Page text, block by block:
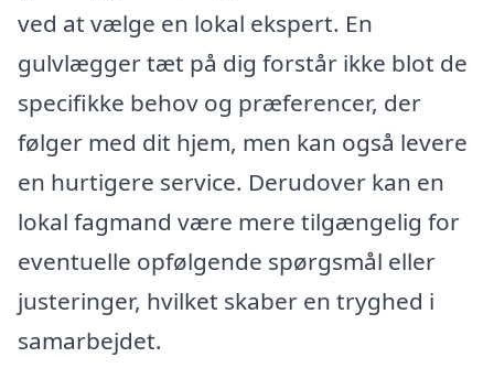
ved at vælge en lokal ekspert. En
gulvlægger tæt på dig forstår ikke blot de
specifikke behov og præferencer, der
følger med dit hjem, men kan også levere
en hurtigere service. Derudover kan en
lokal fagmand være mere tilgængelig for
eventuelle opfølgende spørgsmål eller
justeringer, hvilket skaber en tryghed i
samarbejdet.